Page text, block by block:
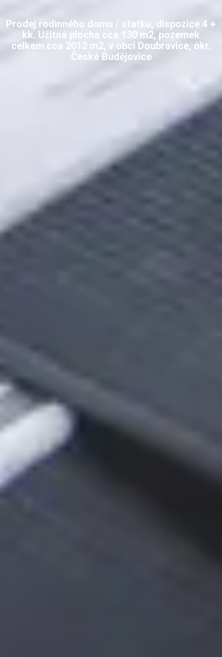
Prodej rodinného domu / statku, dispozice 4 +
kk. Užitná plocha cca 130 m2, pozemek
celkem cca 2012 m2, v obci Doubravice, okr.
České Budějovice